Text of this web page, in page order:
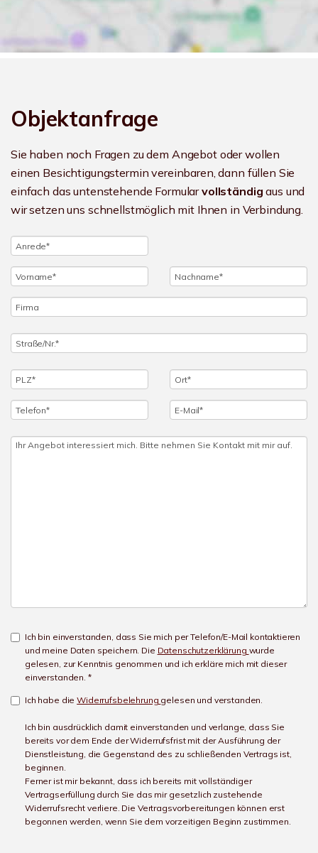
Objektanfrage
Sie haben noch Fragen zu dem Angebot oder wollen
einen Besichtigungstermin vereinbaren, dann füllen Sie
einfach das untenstehende Formularvollständigaus und
wir setzen uns schnellstmöglich mit Ihnen in Verbindung.
Ich bin einverstanden, dass Sie mich per Telefon/E-Mail kontaktieren
und meine Daten speichern. Die Datenschutzerklärung wurde
gelesen, zur Kenntnis genommen und ich erkläre mich mit dieser
einverstanden. *
Ich habe dieWiderrufsbelehrung gelesen und verstanden.
Ich bin ausdrücklich damit einverstanden und verlange, dass Sie
bereits vor dem Ende der Widerrufsfrist mit der Ausführung der
Dienstleistung, die Gegenstand des zu schließenden Vertrags ist,
beginnen.
Ferner ist mir bekannt, dass ich bereits mit vollständiger
Vertragserfüllung durch Sie das mir gesetzlich zustehende
Widerrufsrecht verliere. Die Vertragsvorbereitungen können erst
begonnen werden, wenn Sie dem vorzeitigen Beginn zustimmen.